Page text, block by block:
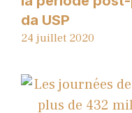
da USP
24 juillet 2020